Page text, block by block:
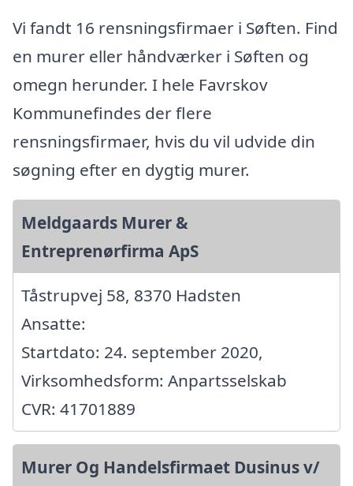
Vi fandt 16 rensningsfirmaer i Søften. Find
en murer eller håndværker i Søften og
omegn herunder. I hele Favrskov
Kommunefindes der flere
rensningsfirmaer, hvis du vil udvide din
søgning efter en dygtig murer.
Meldgaards Murer &
Entreprenørfirma ApS
Tåstrupvej 58, 8370 Hadsten
Ansatte:
Startdato: 24. september 2020,
Virksomhedsform: Anpartsselskab
CVR: 41701889
Murer Og Handelsfirmaet Dusinus v/